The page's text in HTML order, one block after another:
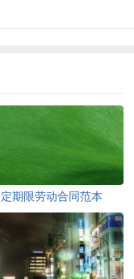
期限劳动合同范本